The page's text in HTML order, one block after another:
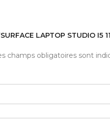
LAPTOP STUDIO I5
champs obligatoires sont